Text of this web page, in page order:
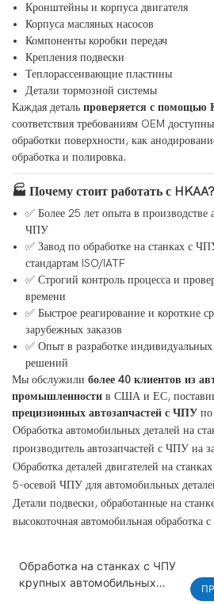
Кронштейны и корпуса двигателя
Корпуса масляных насосов
Компоненты коробки передач
Крепления подвески
Теплорассеивающие пластины
Детали тормозной системы
Каждая деталь проверяется с
соответствия требованиям OEM
обработки поверхности, как
обработка и полировка.
🏭 Почему стоит работать с HKAA?
✅ Более 25 лет опыта в производстве
ЧПУ
✅ Завод по обработке на станках с
стандартам ISO/IATF
✅ Строгий контроль процесса и
времени
✅ Быстрое реагирование и короткие
зарубежных заказов
✅ Опыт в разработке
решений
Мы обслужили более 40 клиентов из
промышленности в США и ЕС,
прецизионных автозапчастей с ЧПУ
Обработка автомобильных деталей на
производитель автозапчастей с ЧПУ на
Обработка деталей двигателей на
5-осевой ЧПУ для автомобильных
Детали подвески, обработанные на
высокоточная автомобильная обработка
Обработка на станках с ЧПУ
крупных автомобильных